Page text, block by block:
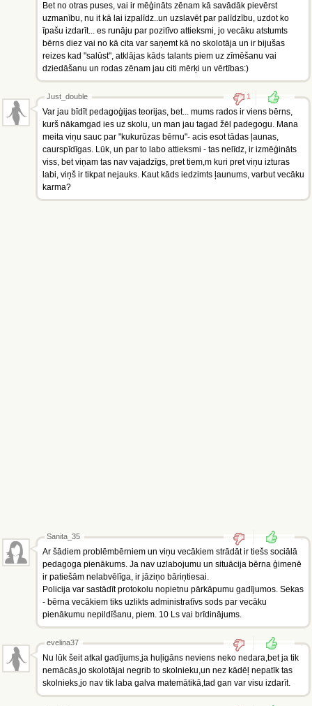
Bet no otras puses, vai ir mēģināts zēnam kā savādāk pievērst
uzmanību, nu it kā lai izpalīdz..un uzslavēt par palīdzību, uzdot ko
īpašu izdarīt... es runāju par pozitīvo attieksmi, jo vecāku atstumts
bērns diez vai no kā cita var saņemt kā no skolotāja un ir bijušas
reizes kad "salūst", atklājas kāds talants piem uz zīmēšanu vai
dziedāšanu un rodas zēnam jau citi mērķi un vērtības:)
Just_double 1
Var jau bīdīt pedagoģijas teorijas, bet... mums rados ir viens bērns,
kurš nākamgad ies uz skolu, un man jau tagad žēl padegogu. Mana
meita viņu sauc par "kukurūzas bērnu"- acis esot tādas ļaunas,
caurspīdīgas. Lūk, un par to labo attieksmi - tas nelīdz, ir izmēģināts
viss, bet viņam tas nav vajadzīgs, pret tiem,m kuri pret viņu izturas
labi, viņš ir tikpat nejauks. Kaut kāds iedzimts ļaunums, varbut vecāku
karma?
Sanita_35
Ar šādiem problēmbērniem un viņu vecākiem strādāt ir tiešs sociālā
pedagoga pienākums. Ja nav uzlabojumu un situācija bērna ģimenē
ir patiešām nelabvēlīga, ir jāziņo bāriņtiesai.
Policija var sastādīt protokolu nopietnu pārkāpumu gadījumos. Sekas
- bērna vecākiem tiks uzlikts administratīvs sods par vecāku
pienākumu nepildīšanu, piem. 10 Ls vai brīdinājums.
evelina37
Nu lūk šeit atkal gadījums,ja huļigāns neviens neko nedara,bet ja tik
nemācās,jo skolotājai negrib to skolnieku,un nez kādēļ nepatīk tas
skolnieks,jo nav tik laba galva matemātikā,tad gan var visu izdarīt.